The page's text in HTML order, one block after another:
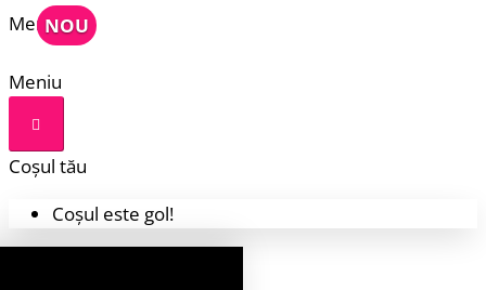
Meniu
Meniu
Coșul tău
Coșul este gol!
NOU